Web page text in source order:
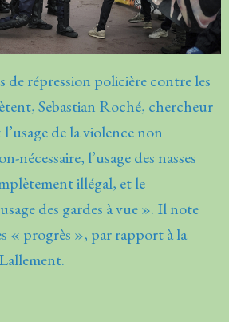
de répression policière contre les
Sebastian Roché, chercheur
de la violence non
nécessaire, l’usage des nasses
illégal, et le
des gardes à vue ». Il note
« progrès », par rapport à la